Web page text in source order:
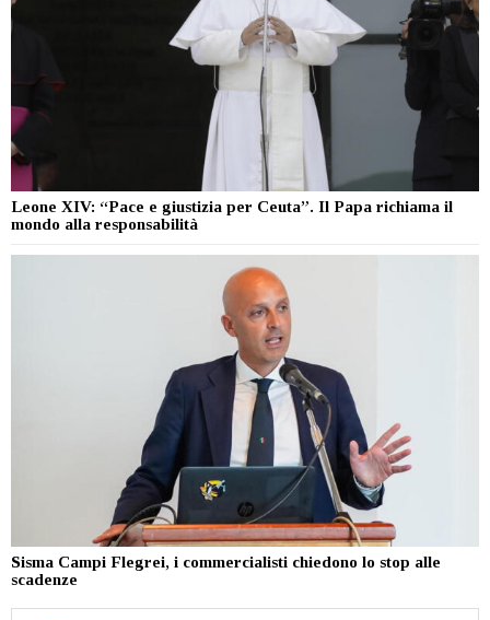
Leone XIV: “Pace e giustizia per Ceuta”. Il Papa richiama il
mondo alla responsabilità
Sisma Campi Flegrei, i commercialisti chiedono lo stop alle
scadenze